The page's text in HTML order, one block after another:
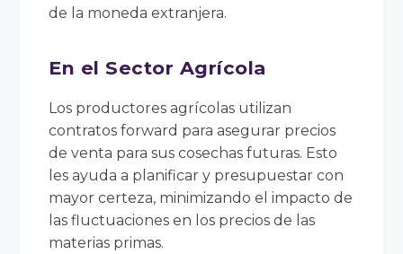
de la moneda extranjera.
En el Sector Agrícola
Los productores agrícolas utilizan
contratos forward para asegurar precios
de venta para sus cosechas futuras. Esto
les ayuda a planificar y presupuestar con
mayor certeza, minimizando el impacto de
las fluctuaciones en los precios de las
materias primas.